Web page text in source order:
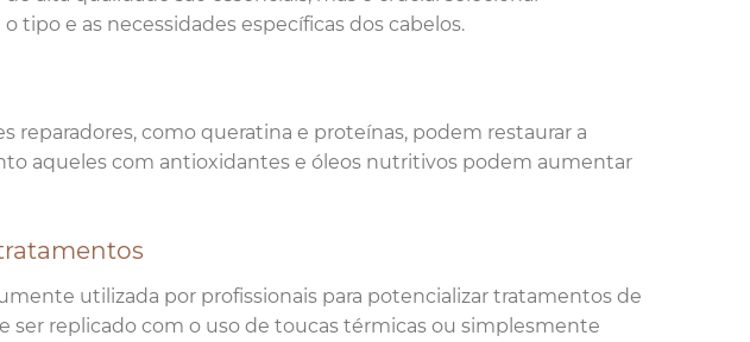
tipo e as necessidades específicas dos cabelos.
como queratina e proteínas, podem restaurar a
aqueles com antioxidantes e óleos nutritivos podem aumentar
utilizada por profissionais para potencializar tratamentos de
ser replicado com o uso de toucas térmicas ou simplesmente